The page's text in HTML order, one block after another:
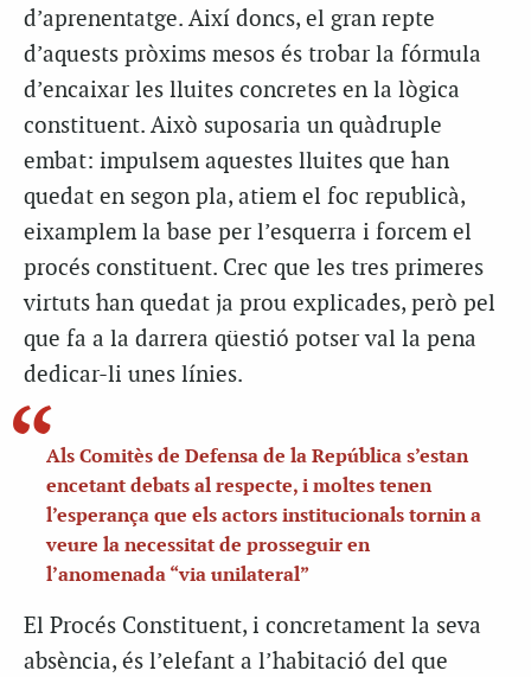
d’aprenentatge. Així doncs, el gran repte
d’aquests pròxims mesos és trobar la fórmula
d’encaixar les lluites concretes en la lògica
constituent. Això suposaria un quàdruple
embat: impulsem aquestes lluites que han
quedat en segon pla, atiem el foc republicà,
eixamplem la base per l’esquerra i forcem el
procés constituent. Crec que les tres primeres
virtuts han quedat ja prou explicades, però pel
que fa a la darrera qüestió potser val la pena
dedicar-li unes línies.
Als Comitès de Defensa de la República s’estan
encetant debats al respecte, i moltes tenen
l’esperança que els actors institucionals tornin a
veure la necessitat de prosseguir en
l’anomenada “via unilateral”
El Procés Constituent, i concretament la seva
absència, és l’elefant a l’habitació del que